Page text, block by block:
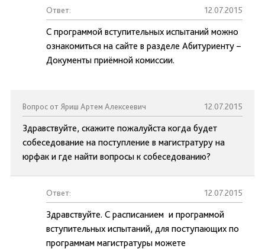
Ответ: 12.07.2015
С программой вступительных испытаний можно
ознакомиться на сайте в разделе Абитуриенту –
Документы приёмной комиссии.
Вопрос от Яриш Артем Алексеевич 12.07.2015
Здравствуйте, скажите пожалуйста когда будет
собеседование на поступление в магистратуру на
юрфак и где найти вопросы к собеседованию?
Ответ: 12.07.2015
Здравствуйте. С расписанием и программой
вступительных испытаний, для поступающих по
программам магистратуры можете